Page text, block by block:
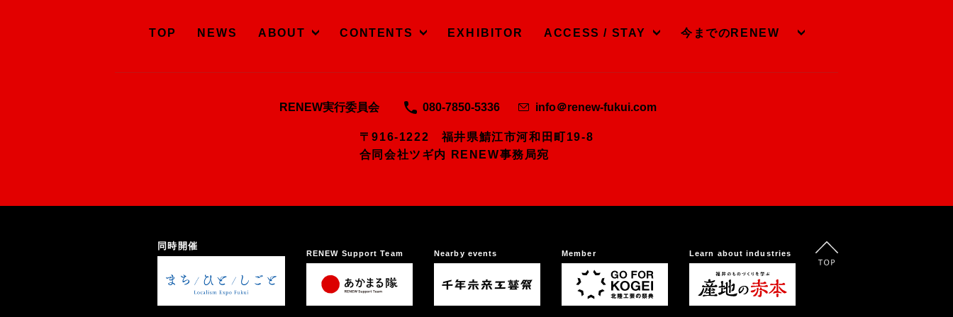
TOP NEWS ABOUT CONTENTS EXHIBITOR ACCESS / STAY 今までのRENEW
RENEW実行委員会 080-7850-5336 info＠renew-fukui.com
〒916-1222 福井県鯖江市河和田町19-8
合同会社ツギ内 RENEW事務局宛
同時開催
RENEW Support Team Nearby events Member Learn about industries